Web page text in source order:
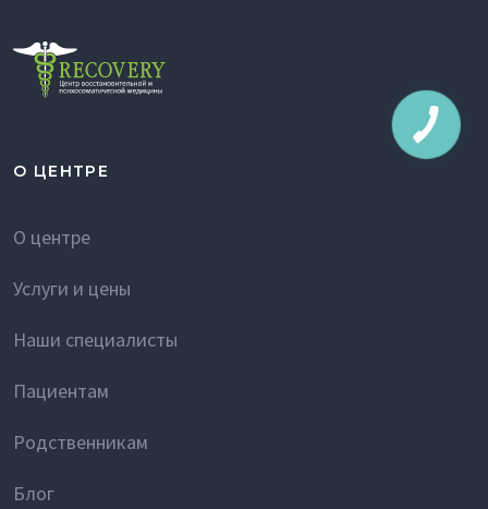
О ЦЕНТРЕ
О центре
Услуги и цены
Наши специалисты
Пациентам
Родственникам
Блог